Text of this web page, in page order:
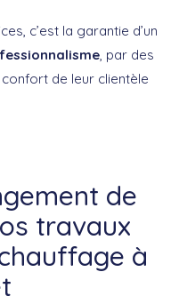
c’est la garantie d’un
, par des
de leur clientèle
de
travaux
à